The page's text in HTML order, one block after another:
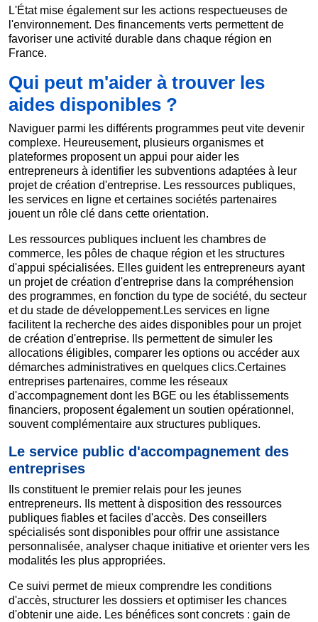
L'État mise également sur les actions respectueuses de
l'environnement. Des financements verts permettent de
favoriser une activité durable dans chaque région en
France.
Qui peut m'aider à trouver les
aides disponibles ?
Naviguer parmi les différents programmes peut vite devenir
complexe. Heureusement, plusieurs organismes et
plateformes proposent un appui pour aider les
entrepreneurs à identifier les subventions adaptées à leur
projet de création d'entreprise. Les ressources publiques,
les services en ligne et certaines sociétés partenaires
jouent un rôle clé dans cette orientation.
Les ressources publiques incluent les chambres de
commerce, les pôles de chaque région et les structures
d'appui spécialisées. Elles guident les entrepreneurs ayant
un projet de création d'entreprise dans la compréhension
des programmes, en fonction du type de société, du secteur
et du stade de développement.Les services en ligne
facilitent la recherche des aides disponibles pour un projet
de création d'entreprise. Ils permettent de simuler les
allocations éligibles, comparer les options ou accéder aux
démarches administratives en quelques clics.Certaines
entreprises partenaires, comme les réseaux
d'accompagnement dont les BGE ou les établissements
financiers, proposent également un soutien opérationnel,
souvent complémentaire aux structures publiques.
Le service public d'accompagnement des
entreprises
Ils constituent le premier relais pour les jeunes
entrepreneurs. Ils mettent à disposition des ressources
publiques fiables et faciles d'accès. Des conseillers
spécialisés sont disponibles pour offrir une assistance
personnalisée, analyser chaque initiative et orienter vers les
modalités les plus appropriées.
Ce suivi permet de mieux comprendre les conditions
d'accès, structurer les dossiers et optimiser les chances
d'obtenir une aide. Les bénéfices sont concrets : gain de